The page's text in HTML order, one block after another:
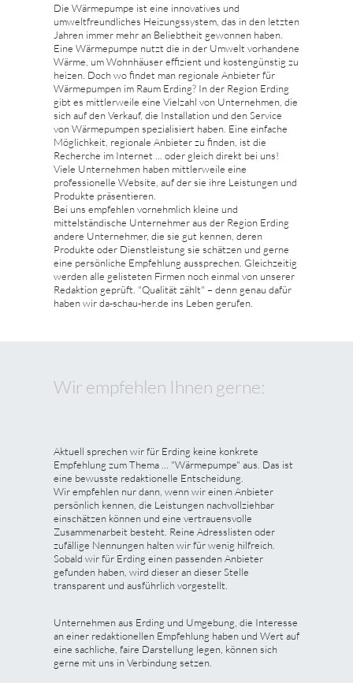
Die Wärmepumpe ist eine innovatives und
umweltfreundliches Heizungssystem, das in den letzten
Jahren immer mehr an Beliebtheit gewonnen haben.
Eine Wärmepumpe nutzt die in der Umwelt vorhandene
Wärme, um Wohnhäuser effizient und kostengünstig zu
heizen. Doch wo findet man regionale Anbieter für
Wärmepumpen im Raum Erding? In der Region Erding
gibt es mittlerweile eine Vielzahl von Unternehmen, die
sich auf den Verkauf, die Installation und den Service
von Wärmepumpen spezialisiert haben. Eine einfache
Möglichkeit, regionale Anbieter zu finden, ist die
Recherche im Internet ... oder gleich direkt bei uns!
Viele Unternehmen haben mittlerweile eine
professionelle Website, auf der sie ihre Leistungen und
Produkte präsentieren.
Bei uns empfehlen vornehmlich kleine und
mittelständische Unternehmer aus der Region Erding
andere Unternehmer, die sie gut kennen, deren
Produkte oder Dienstleistung sie schätzen und gerne
eine persönliche Empfehlung aussprechen. Gleichzeitig
werden alle gelisteten Firmen noch einmal von unserer
Redaktion geprüft. "Qualität zählt" – denn genau dafür
haben wir da-schau-her.de ins Leben gerufen.
Wir empfehlen Ihnen gerne:
Aktuell sprechen wir für Erding keine konkrete
Empfehlung zum Thema ... "Wärmepumpe" aus. Das ist
eine bewusste redaktionelle Entscheidung.
Wir empfehlen nur dann, wenn wir einen Anbieter
persönlich kennen, die Leistungen nachvollziehbar
einschätzen können und eine vertrauensvolle
Zusammenarbeit besteht. Reine Adresslisten oder
zufällige Nennungen halten wir für wenig hilfreich.
Sobald wir für Erding einen passenden Anbieter
gefunden haben, wird dieser an dieser Stelle
transparent und ausführlich vorgestellt.
Unternehmen aus Erding und Umgebung, die Interesse
an einer redaktionellen Empfehlung haben und Wert auf
eine sachliche, faire Darstellung legen, können sich
gerne mit uns in Verbindung setzen.